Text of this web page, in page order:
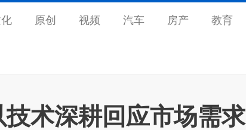
原创 视频 汽车 房产 教育
术深耕回应市场需求